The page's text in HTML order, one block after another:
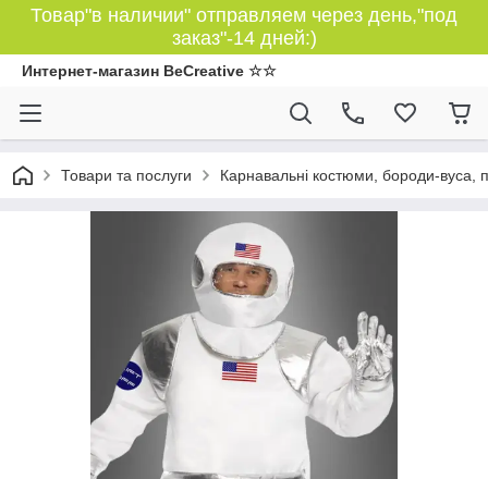
Товар"в наличии" отправляем через день,"под
заказ"-14 дней:)
Интернет-магазин BeCreative ☆☆
Товари та послуги Карнавальні костюми, бороди-вуса,